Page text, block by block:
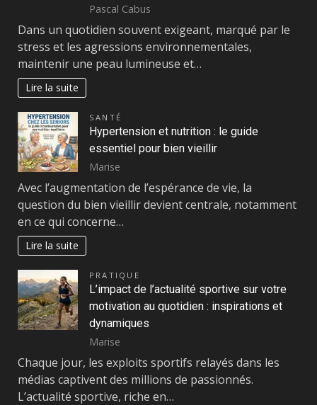
Pascal Cabus
Dans un quotidien souvent exigeant, marqué par le
stress et les agressions environnementales,
maintenir une peau lumineuse et…
Lire la suite
SANTÉ
Hypertension et nutrition : le guide
essentiel pour bien vieillir
Marise
Avec l’augmentation de l’espérance de vie, la
question du bien vieillir devient centrale, notamment
en ce qui concerne…
Lire la suite
PRATIQUE
L’impact de l’actualité sportive sur votre
motivation au quotidien : inspirations et
dynamiques
Marise
Chaque jour, les exploits sportifs relayés dans les
médias captivent des millions de passionnés.
L’actualité sportive, riche en…